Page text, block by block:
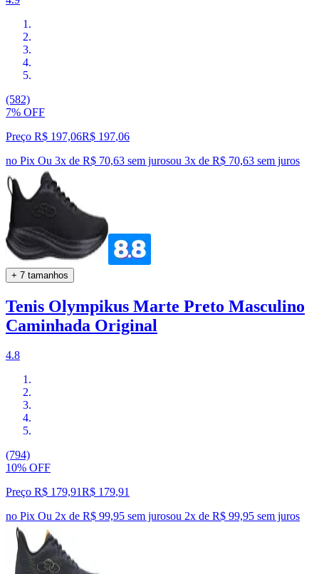
(582)
7% OFF
Preço R$ 197,06R$ 197,06
no Pix Ou 3x de R$ 70,63 sem jurosou 3x de R$ 70,63 sem juros
+ 7 tamanhos
Tenis Olympikus Marte Preto Masculino
Caminhada Original
4.8
(794)
10% OFF
Preço R$ 179,91R$ 179,91
no Pix Ou 2x de R$ 99,95 sem jurosou 2x de R$ 99,95 sem juros